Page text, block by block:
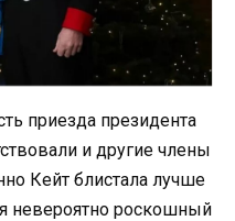
приезда президента
и другие члены
Кейт блистала лучше
невероятно роскошный